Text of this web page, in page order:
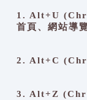
1. Alt+U
首頁、網站導
2. Alt+C
3. Alt+Z